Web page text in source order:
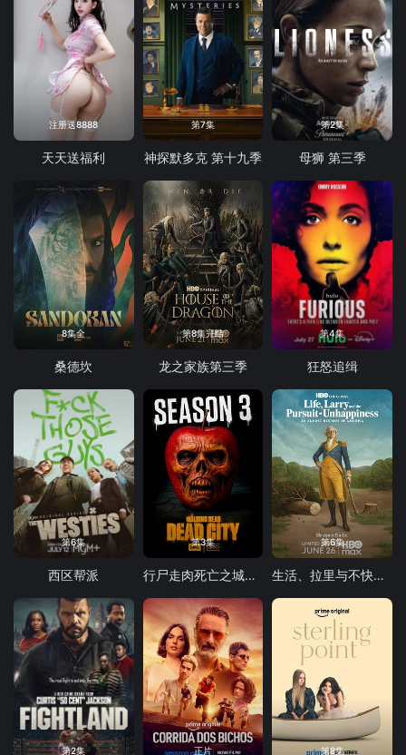
注册送8888
天天送福利
第7集
神探默多克 第十九季
第2集
母狮 第三季
8集全
桑德坎
第8集完结
龙之家族第三季
第4集
狂怒追缉
第6集
西区帮派
第3集
行尸走肉死亡之城第三季
第6集
生活、拉里与不快乐的追求：一部美国史
第2集 正片 第8集